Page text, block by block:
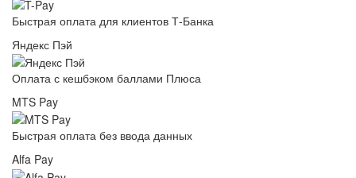
Быстрая оплата для клиентов Т-Банка
Яндекс Пэй
Оплата с кешбэком баллами Плюса
MTS Pay
Быстрая оплата без ввода данных
Alfa Pay